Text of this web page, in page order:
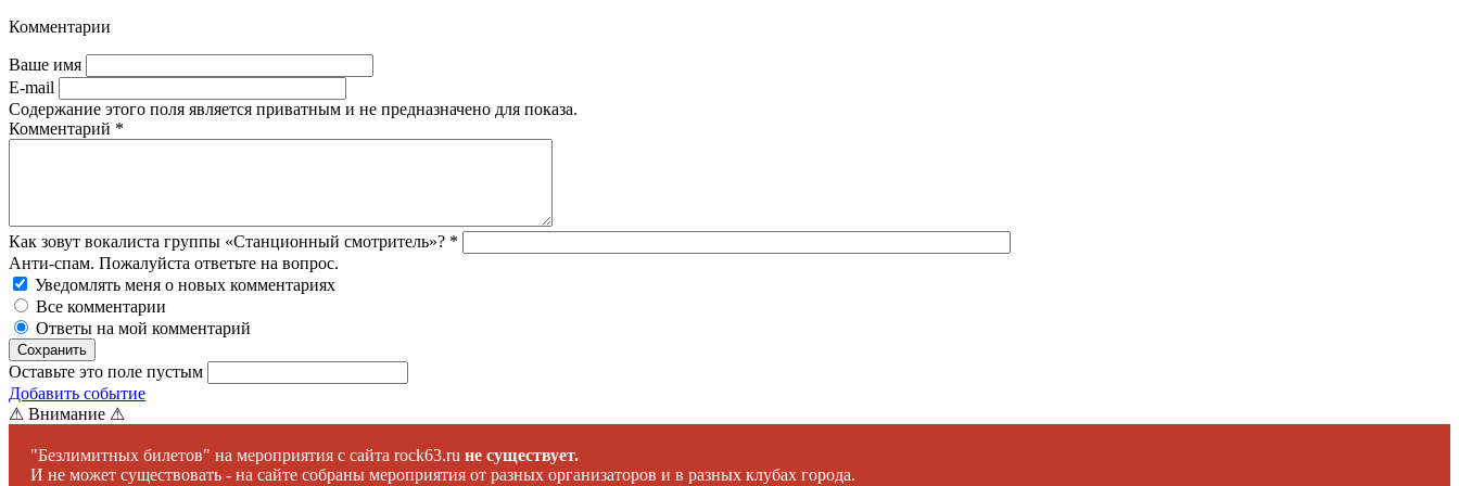
Комментарии
Ваше имя
E-mail
Содержание этого поля является приватным и не предназначено для показа.
Комментарий *
Как зовут вокалиста группы «Станционный смотритель»? *
Анти-спам. Пожалуйста ответьте на вопрос.
Уведомлять меня о новых комментариях
Все комментарии
Ответы на мой комментарий
Оставьте это поле пустым
Добавить событие
⚠ Внимание ⚠
"Безлимитных билетов" на мероприятия с сайта rock63.ru не существует.
И не может существовать - на сайте собраны мероприятия от разных организаторов и в разных клубах города.